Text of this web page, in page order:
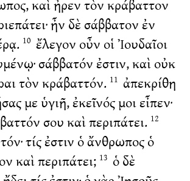
καὶ ἦρεν τὸν κράβαττον
ἦν δὲ σάββατον ἐν
10 ἔλεγον οὖν οἱ Ἰουδαῖοι
σάββατόν ἐστιν, καὶ οὐκ
τὸν κράβαττόν. 11 ἀπεκρίθη
με ὑγιῆ, ἐκεῖνός μοι εἶπεν·
σου καὶ περιπάτει. 12
τίς ἐστιν ὁ ἄνθρωπος ὁ
καὶ περιπάτει; 13 ὁ δὲ